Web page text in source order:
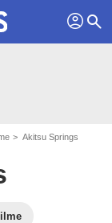
profil search
Akitsu Springs